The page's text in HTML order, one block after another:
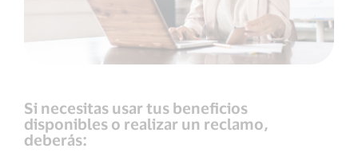
Si necesitas usar tus beneficios
disponibles o realizar un reclamo,
deberás: